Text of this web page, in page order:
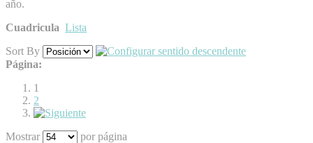
año.
Cuadricula Lista
Sort By
Página:
1
2
Mostrar por página